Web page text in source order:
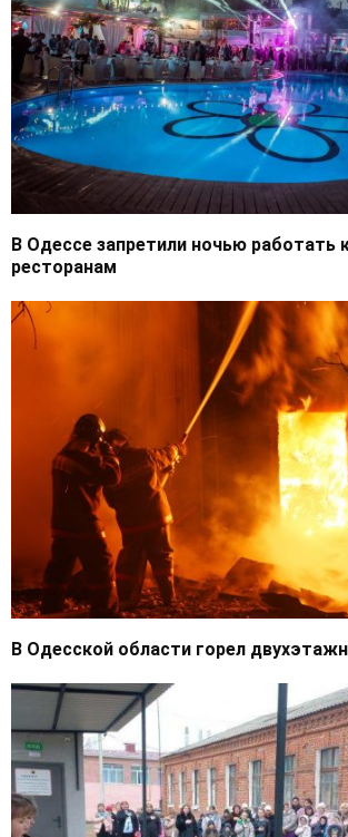
В Одессе запретили ночью работать
ресторанам
В Одесской области горел